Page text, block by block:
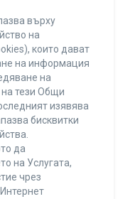
върху
на
които дават
на информация
на
тези Общи
изявява
бисквитки
да
на Услугата,
чрез